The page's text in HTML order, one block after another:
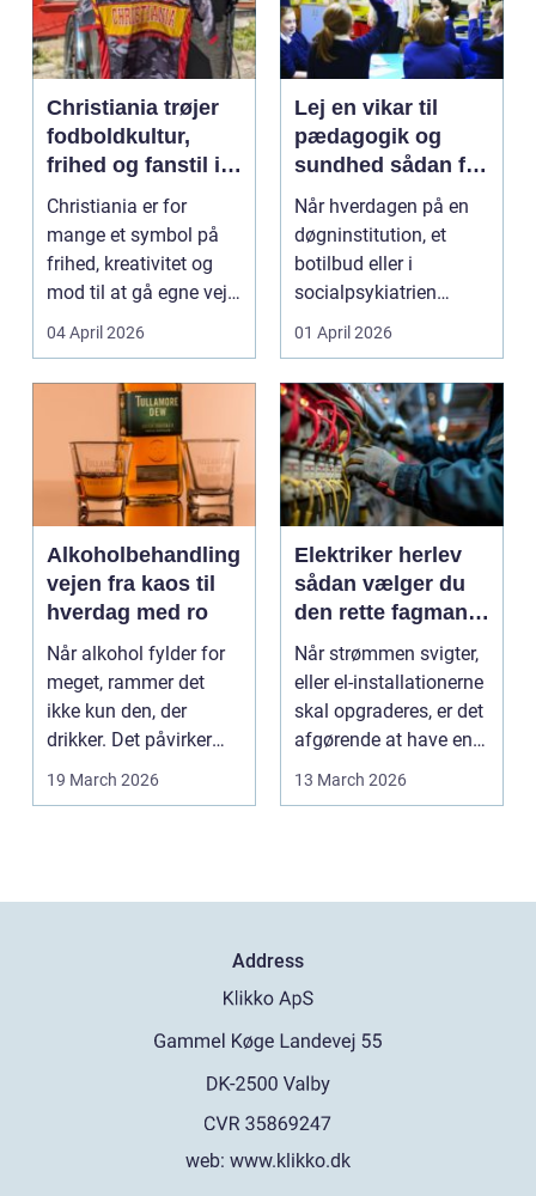
Christiania trøjer
fodboldkultur,
frihed og fanstil i
ét
Christiania er for
mange et symbol på
frihed, kreativitet og
mod til at gå egne veje.
Den samme ånd ...
04 April 2026
Lej en vikar til
pædagogik og
sundhed sådan får
du den rette hjælp
Når hverdagen på en
døgninstitution, et
botilbud eller i
socialpsykiatrien
pludselig ændrer sig,
kan...
01 April 2026
Alkoholbehandling
vejen fra kaos til
hverdag med ro
Når alkohol fylder for
meget, rammer det
ikke kun den, der
drikker. Det påvirker
også familie, arbej...
19 March 2026
Elektriker herlev
sådan vælger du
den rette fagmand
til dine el-opgaver
Når strømmen svigter,
eller el-installationerne
skal opgraderes, er det
afgørende at have en
pålidel...
13 March 2026
Address
web: www.klikko.dk